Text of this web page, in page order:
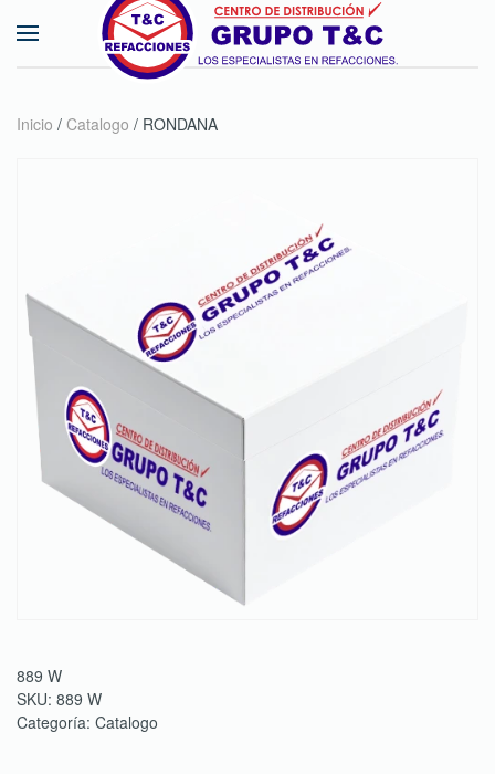
Skip to main content
Inicio / Catalogo / RONDANA
889 W
SKU: 889 W
Categoría: Catalogo